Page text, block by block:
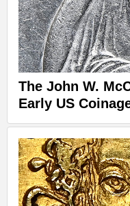
The John W.
Early US